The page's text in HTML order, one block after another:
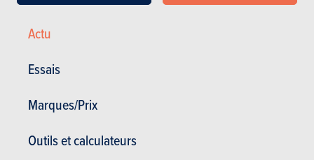
Actu
Essais
Marques/Prix
Outils et calculateurs